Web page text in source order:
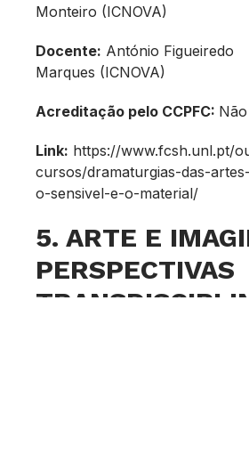
Monteiro (ICNOVA)
Docente: António Figueiredo
Marques (ICNOVA)
Acreditação pelo CCPFC: Não
Link: https://www.fcsh.unl.pt/
cursos/dramaturgias-das-
o-sensivel-e-o-material/
5. ARTE E
PERSPECTIVAS